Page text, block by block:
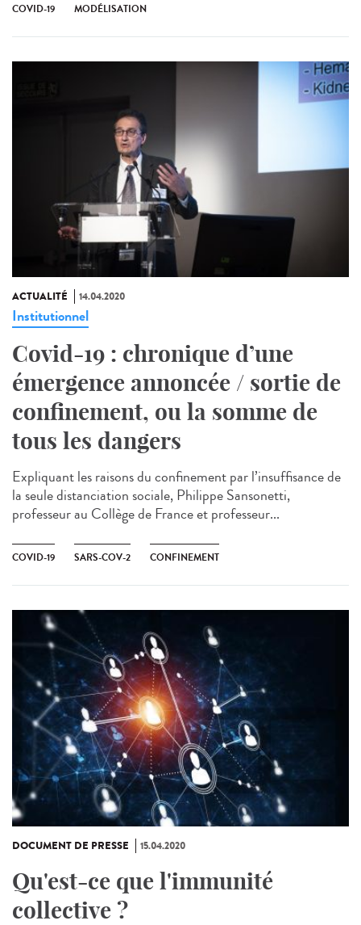
COVID-19 MODÉLISATION
ACTUALITÉ 14.04.2020
Institutionnel
Covid-19 : chronique d’une
émergence annoncée / sortie de
confinement, ou la somme de
tous les dangers
Expliquant les raisons du confinement par l’insuffisance de
la seule distanciation sociale, Philippe Sansonetti,
professeur au Collège de France et professeur...
COVID-19 SARS-COV-2 CONFINEMENT
DOCUMENT DE PRESSE 15.04.2020
Qu'est-ce que l'immunité
collective ?